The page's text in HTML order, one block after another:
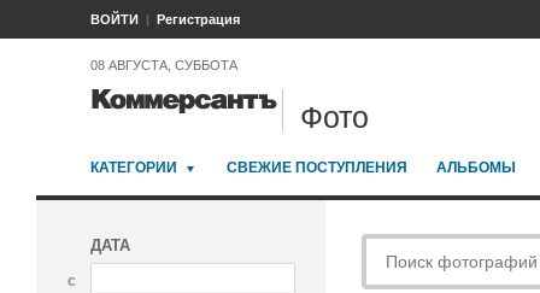
ВОЙТИ Регистрация
08 АВГУСТА, СУББОТА
Фото
КАТЕГОРИИ СВЕЖИЕ ПОСТУПЛЕНИЯ АЛЬБОМЫ
ДАТА
с